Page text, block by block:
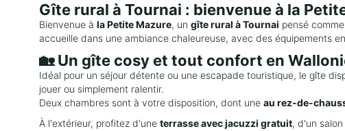
Gîte rural à Tournai : bienvenue à la
Bienvenue à la Petite Mazure, un gîte rural à Tournai pensé
accueille dans une ambiance chaleureuse, avec des équipements
🏡 Un gîte cosy et tout confort en
Idéal pour un séjour détente ou une escapade touristique, le gîte
jouer ou simplement ralentir.
Deux chambres sont à votre disposition, dont une au rez-de-
À l'extérieur, profitez d'une terrasse avec jacuzzi gratuit, d'un